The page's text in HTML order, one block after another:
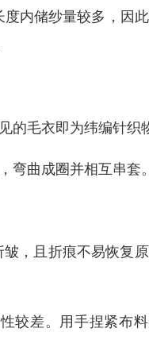
内储纱量较多，因
的毛衣即为纬编针织
弯曲成圈并相互串套
，且折痕不易恢复
较差。用手捏紧布